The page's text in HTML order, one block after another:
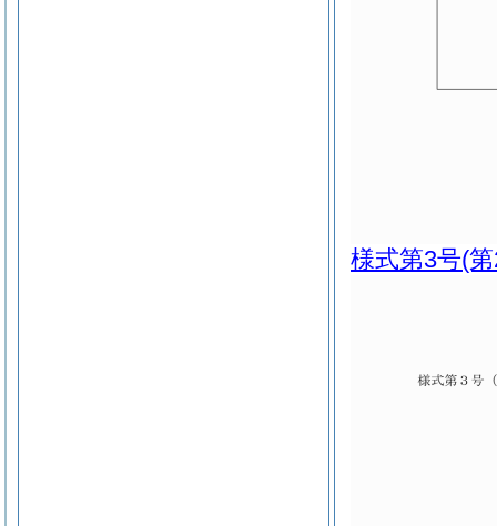
様式第3号(